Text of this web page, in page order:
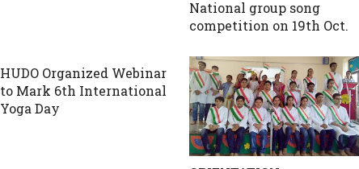
National group song
competition on 19th Oct.
HUDO Organized Webinar
to Mark 6th International
Yoga Day